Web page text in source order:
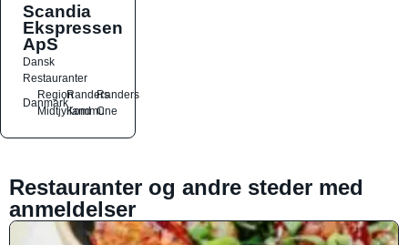
Scandia
Ekspressen
ApS
Dansk
Restauranter
Danmark
Region
Midtjylland
Randers
Kommune
Randers
C
Restauranter og andre steder med
anmeldelser